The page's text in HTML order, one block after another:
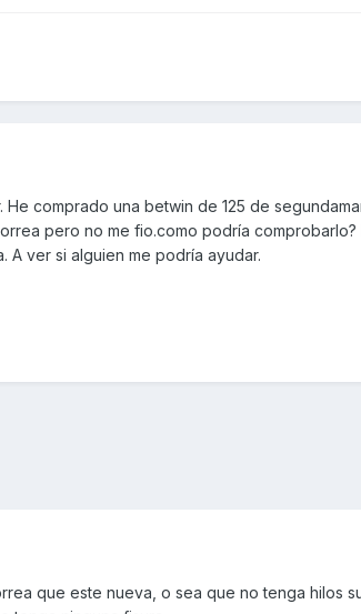
comprado una betwin de 125 de
pero no me fio.como podría
ver si alguien me podría ayudar.
que este nueva, o sea que no tenga hilos